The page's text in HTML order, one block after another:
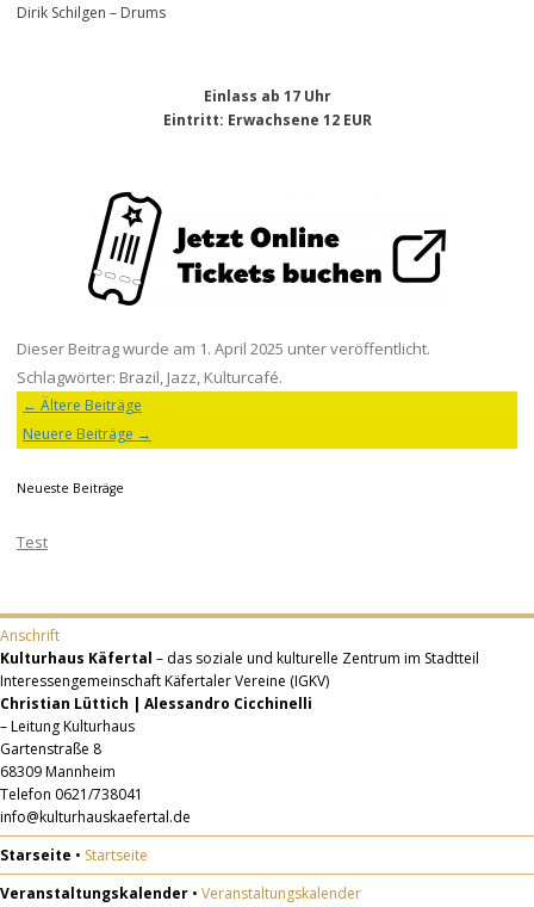
Dirik Schilgen – Drums
Einlass ab 17 Uhr
Eintritt: Erwachsene 12 EUR
Dieser Beitrag wurde am 1. April 2025 unter veröffentlicht.
Schlagwörter: Brazil, Jazz, Kulturcafé.
Beitragsnavigation
← Ältere Beiträge
Neuere Beiträge →
Neueste Beiträge
Test
Anschrift
Kulturhaus Käfertal – das soziale und kulturelle Zentrum im Stadtteil
Interessengemeinschaft Käfertaler Vereine (IGKV)
Christian Lüttich | Alessandro Cicchinelli
– Leitung Kulturhaus
Gartenstraße 8
68309 Mannheim
Telefon 0621/738041
info@kulturhauskaefertal.de
Starseite • Startseite
Veranstaltungskalender • Veranstaltungskalender